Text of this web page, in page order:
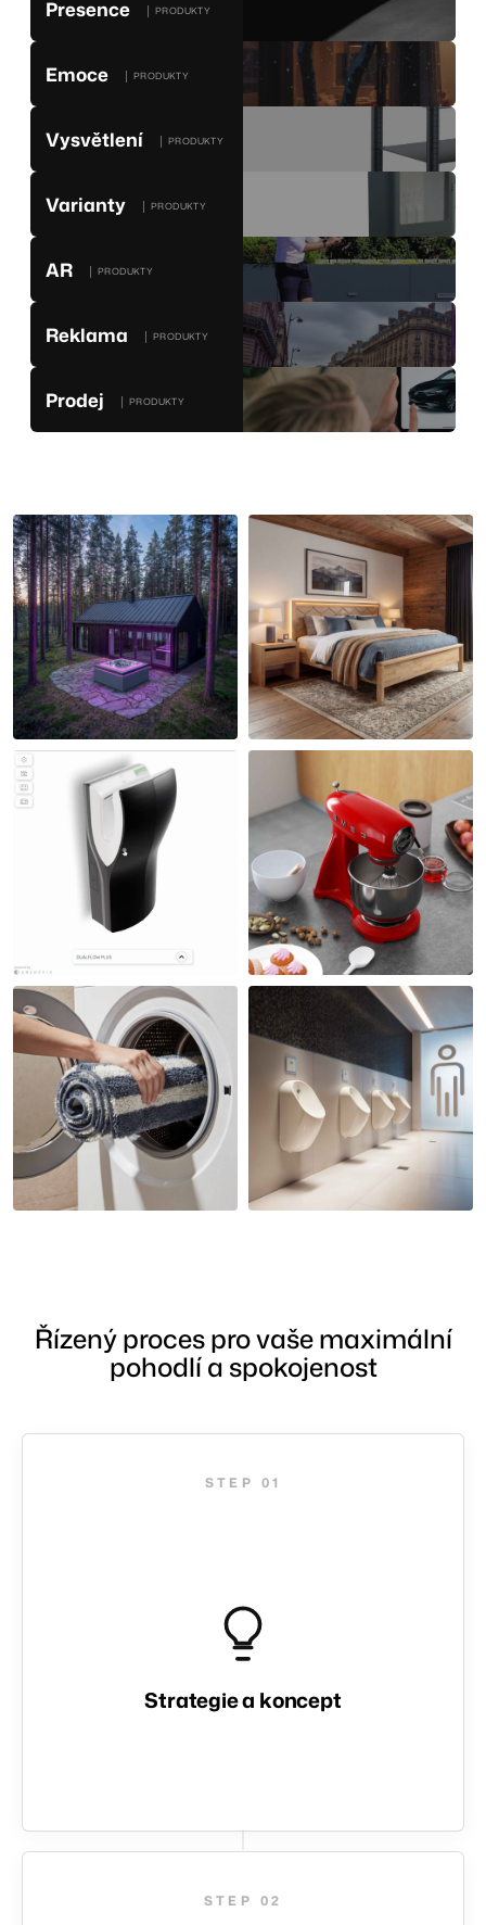
Presence │ PRODUKTY
Emoce │ PRODUKTY
Vysvětlení │ PRODUKTY
Varianty │ PRODUKTY
AR │ PRODUKTY
Reklama │ PRODUKTY
Prodej │ PRODUKTY
Řízený proces pro vaše maximální
pohodlí a spokojenost
01
Strategie a koncept
02